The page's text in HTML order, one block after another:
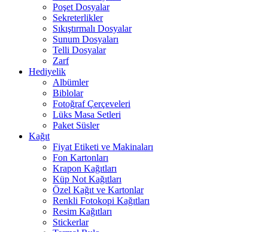
Poşet Dosyalar
Sekreterlikler
Sıkıştırmalı Dosyalar
Sunum Dosyaları
Telli Dosyalar
Zarf
Hediyelik
Albümler
Biblolar
Fotoğraf Çerçeveleri
Lüks Masa Setleri
Paket Süsler
Kağıt
Fiyat Etiketi ve Makinaları
Fon Kartonları
Krapon Kağıtları
Küp Not Kağıtları
Özel Kağıt ve Kartonlar
Renkli Fotokopi Kağıtları
Resim Kağıtları
Stickerlar